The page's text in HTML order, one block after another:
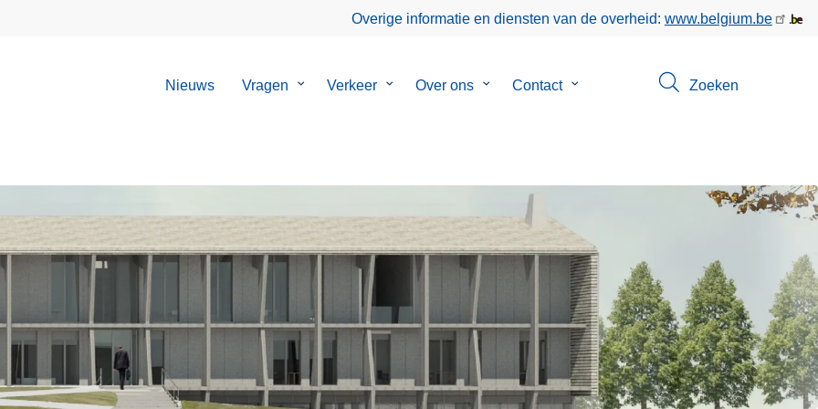
Overige informatie en diensten van de overheid: www.belgium.be
Nieuws Vragen
Submenu
Verkeer
SubmenuOver ons
Submenu
Contact
Submenu
Zoeken